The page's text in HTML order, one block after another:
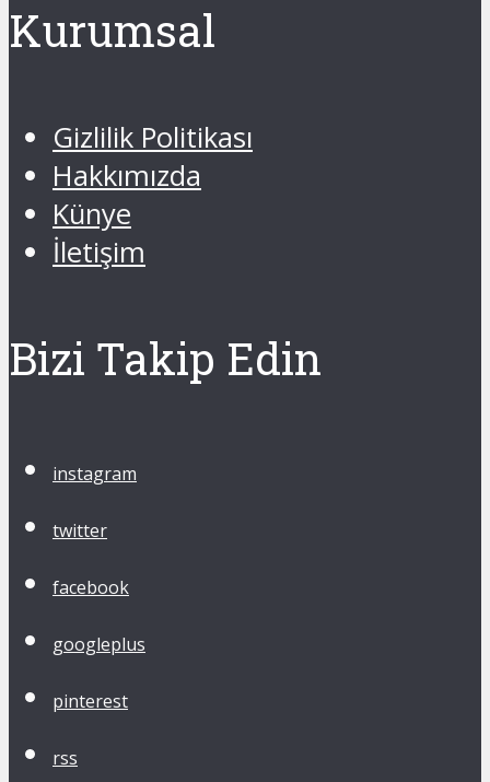
Kurumsal
Gizlilik Politikası
Hakkımızda
Künye
İletişim
Bizi Takip Edin
instagram
twitter
facebook
googleplus
pinterest
rss